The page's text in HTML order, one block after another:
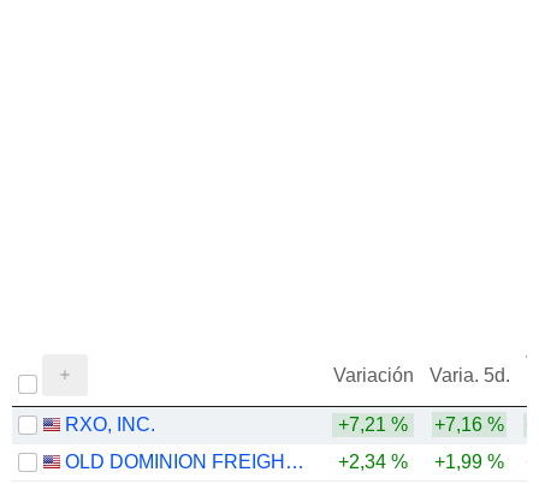
Variación Varia. 5d.
RXO, INC. +7,21 % +7,16 %
OLD DOMINION FREIGHT LINE, INC.
+2,34 % +1,99 %